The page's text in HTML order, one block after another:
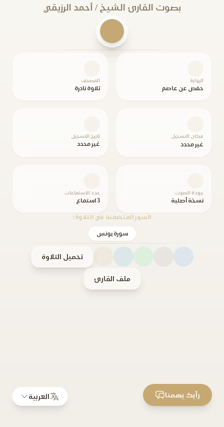
بصوت القارئ الشيخ / أحمد الرزيقي
الرواية
حفص عن عاصم
المصحف
تلاوة نادرة
مكان التسجيل
غير محدد
تاريخ التسجيل
غير محدد
جودة الصوت
نسخة أصلية
عدد الاستماعات
3 استماع
السور المتضمنة في التلاوة:
سورة يونس
تحميل التلاوة
ملف القارئ
العربية رأيك يهمنا